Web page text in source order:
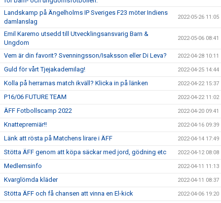
Landskamp på Ängelholms IP Sveriges F23 möter Indiens
damlanslag
2022-05-26 11:05
Emil Karemo utsedd till Utvecklingsansvarig Barn &
Ungdom
2022-05-06 08:41
Vem är din favorit? Svenningsson/Isaksson eller Di Leva? 2022-04-28 10:11
Guld för vårt Tjejakademilag! 2022-04-25 14:44
Kolla på herrarnas match ikväll? Klicka in på länken 2022-04-22 15:37
P16/06 FUTURE TEAM 2022-04-22 11:02
ÄFF Fotbollscamp 2022 2022-04-20 09:41
Knattepremiär!! 2022-04-16 09:39
Länk att rösta på Matchens lirare i ÄFF 2022-04-14 17:49
Stötta ÄFF genom att köpa säckar med jord, gödning etc 2022-04-12 08:08
Medlemsinfo 2022-04-11 11:13
Kvarglömda kläder 2022-04-11 08:37
Stötta ÄFF och få chansen att vinna en El-kick 2022-04-06 19:20